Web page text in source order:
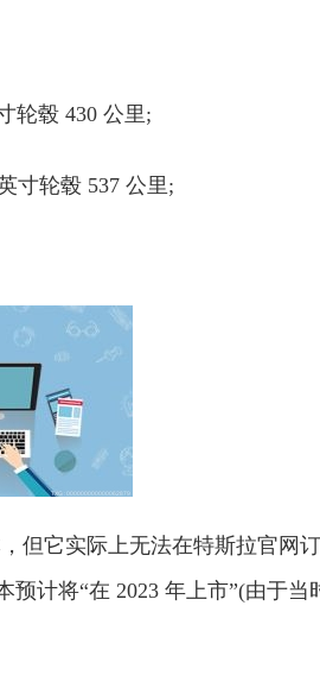
轮毂 430 公里;
寸轮毂 537 公里;
但它实际上无法在特斯拉官网
计将“在 2023 年上市”(由于当